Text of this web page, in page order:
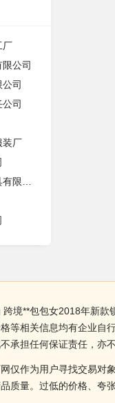
厂
公司
司
司
装厂
境**包包女2018年新
等相关信息均有企业自
承担任何保证责任，亦
仅作为用户寻找交易对
质量。过低的价格、夸